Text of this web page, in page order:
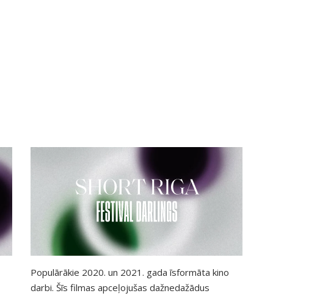
Populārākie 2020. un 2021. gada īsformāta kino
darbi. Šīs filmas apceļojušas dažnedažādus